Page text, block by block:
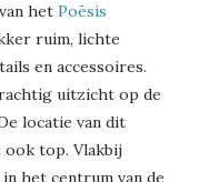
het Poēsis
ruim, lichte
en accessoires.
uitzicht op de
locatie van dit
ook top. Vlakbij
het centrum van de